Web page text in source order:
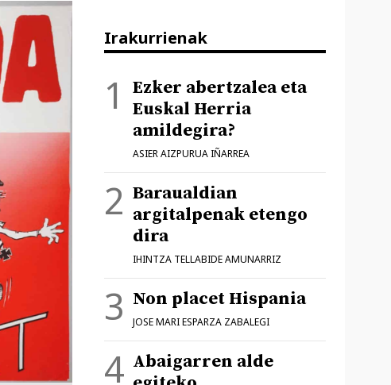
Irakurrienak
Ezker abertzalea eta
Euskal Herria
amildegira?
ASIER AIZPURUA IÑARREA
Baraualdian
argitalpenak etengo
dira
IHINTZA TELLABIDE AMUNARRIZ
Non placet Hispania
JOSE MARI ESPARZA ZABALEGI
Abaigarren alde